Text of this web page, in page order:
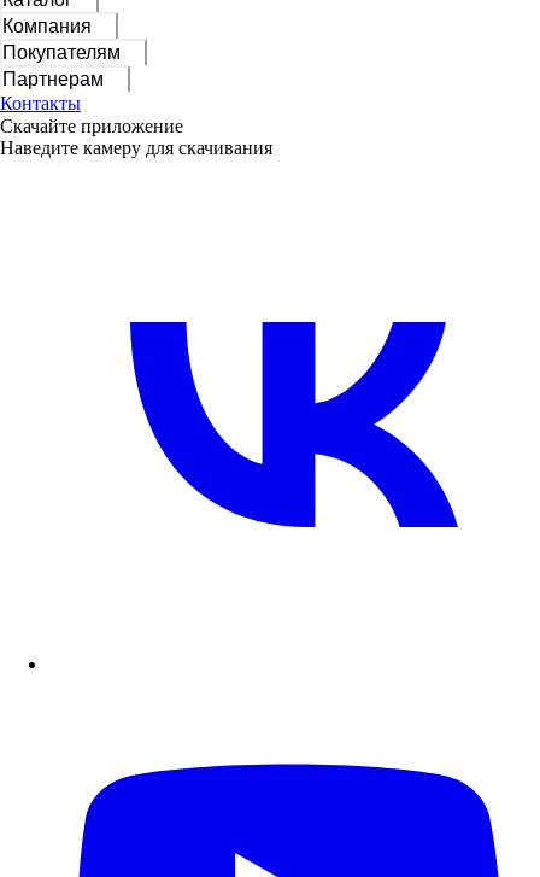
Компания
Покупателям
Партнерам
Контакты
Скачайте приложение
Наведите камеру для скачивания